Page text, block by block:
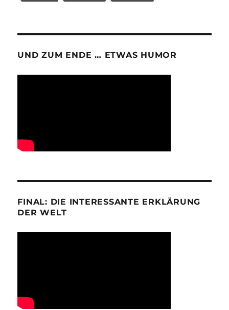
UND ZUM ENDE … ETWAS HUMOR
FINAL: DIE INTERESSANTE ERKLÄRUNG
DER WELT